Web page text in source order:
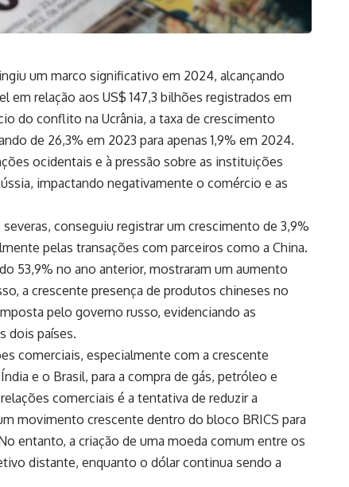
um marco significativo em 2024, alcançando
em relação aos US$ 147,3 bilhões registrados em
do conflito na Ucrânia, a taxa de crescimento
de 26,3% em 2023 para apenas 1,9% em 2024.
ocidentais e à pressão sobre as instituições
impactando negativamente o comércio e as
conseguiu registrar um crescimento de 3,9%
pelas transações com parceiros como a China.
53,9% no ano anterior, mostraram um aumento
a crescente presença de produtos chineses no
pelo governo russo, evidenciando as
dois países.
comerciais, especialmente com a crescente
e o Brasil, para a compra de gás, petróleo e
comerciais é a tentativa de reduzir a
movimento crescente dentro do bloco BRICS para
entanto, a criação de uma moeda comum entre os
distante, enquanto o dólar continua sendo a